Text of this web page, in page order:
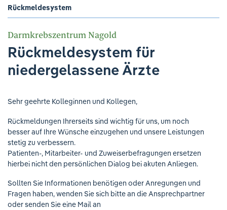
Rückmeldesystem
Darmkrebszentrum Nagold
Rückmeldesystem für
niedergelassene Ärzte
Sehr geehrte Kolleginnen und Kollegen,
Rückmeldungen Ihrerseits sind wichtig für uns, um noch
besser auf Ihre Wünsche einzugehen und unsere Leistungen
stetig zu verbessern.
Patienten-, Mitarbeiter- und Zuweiserbefragungen ersetzen
hierbei nicht den persönlichen Dialog bei akuten Anliegen.
Sollten Sie Informationen benötigen oder Anregungen und
Fragen haben, wenden Sie sich bitte an die Ansprechpartner
oder senden Sie eine Mail an